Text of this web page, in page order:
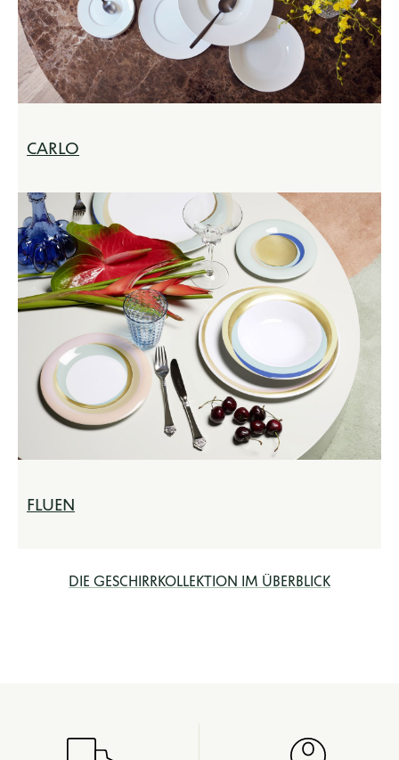
CARLO
FLUEN
DIE GESCHIRRKOLLEKTION IM ÜBERBLICK